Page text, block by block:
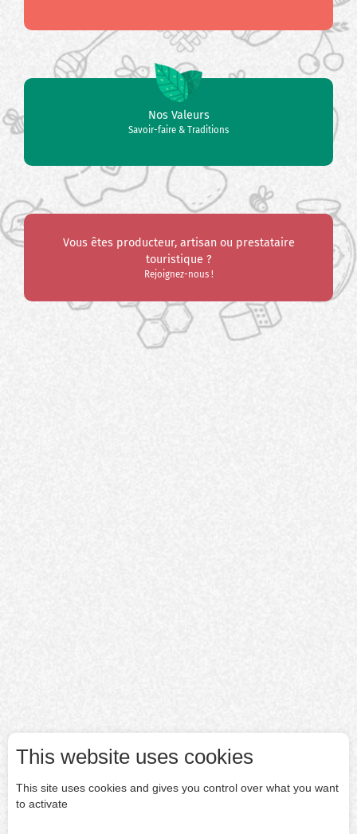
Nos Valeurs
Savoir-faire & Traditions
Vous êtes producteur, artisan ou prestataire
touristique ?
Rejoignez-nous !
This website uses cookies
This site uses cookies and gives you control over what you want
to activate